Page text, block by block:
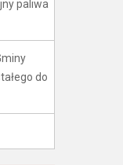
paliwa
do